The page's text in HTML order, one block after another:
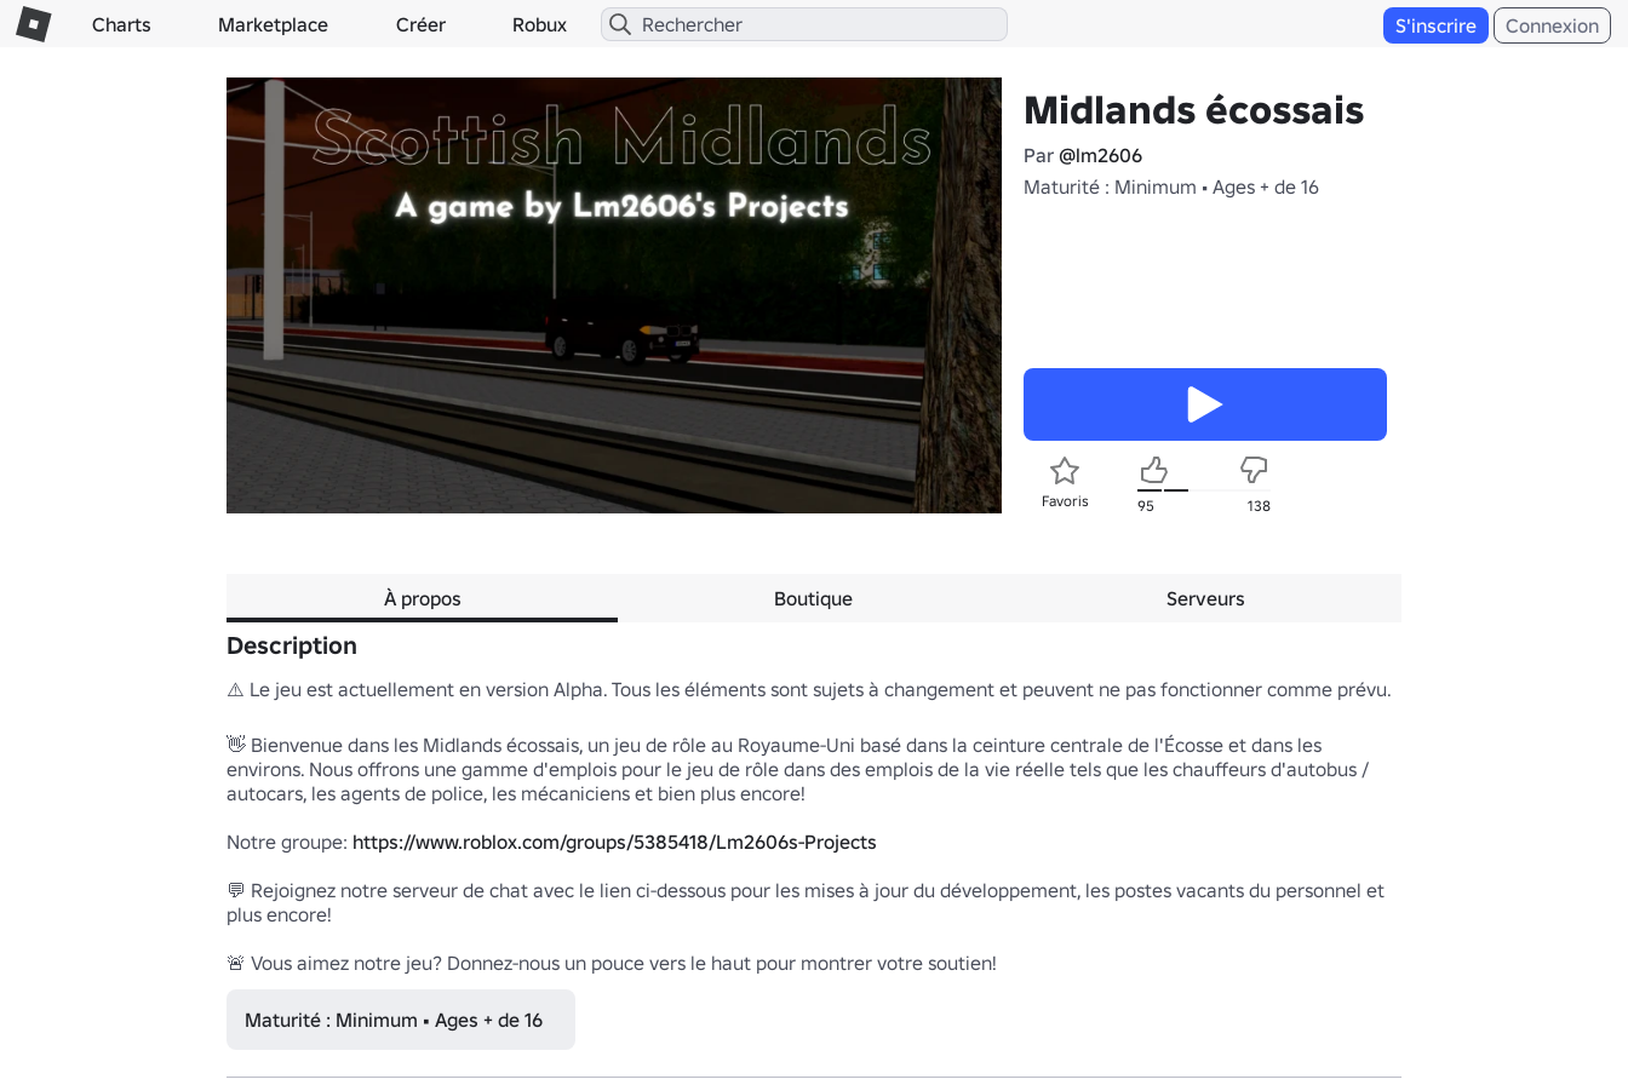
Charts Marketplace Créer Robux S'inscrire Connexion
Midlands écossais
Par @lm2606
Maturité : Minimum • Ages + de 16
Favoris 95 138
À propos Boutique Serveurs
Description
⚠️ Le jeu est actuellement en version Alpha. Tous les éléments sont sujets à changement et peuvent ne pas fonctionner comme prévu.
👋 Bienvenue dans les Midlands écossais, un jeu de rôle au Royaume-Uni basé dans la ceinture centrale de l'Écosse et dans les
environs. Nous offrons une gamme d'emplois pour le jeu de rôle dans des emplois de la vie réelle tels que les chauffeurs d'autobus /
autocars, les agents de police, les mécaniciens et bien plus encore!
Notre groupe: https://www.roblox.com/groups/5385418/Lm2606s-Projects
💬 Rejoignez notre serveur de chat avec le lien ci-dessous pour les mises à jour du développement, les postes vacants du personnel et
plus encore!
🚨 Vous aimez notre jeu? Donnez-nous un pouce vers le haut pour montrer votre soutien!
Maturité : Minimum • Ages + de 16